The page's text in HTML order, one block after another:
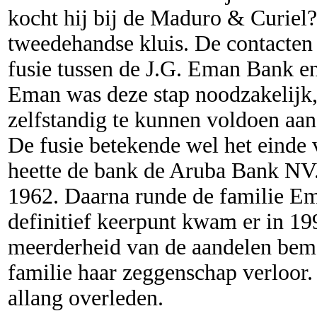
kocht hij bij de Maduro &
tweedehandse kluis. De
fusie tussen de J.G. Eman Bank
Eman was deze stap
zelfstandig te kunnen voldoen
De fusie betekende wel het einde
heette de bank de Aruba Bank
1962. Daarna runde de familie
definitief keerpunt kwam er in
meerderheid van de aandelen
familie haar zeggenschap
allang overleden.